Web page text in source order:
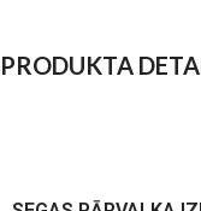
PRODUKTA